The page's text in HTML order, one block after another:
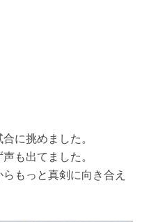
に挑めました。
も出てました。
もっと真剣に向き合え